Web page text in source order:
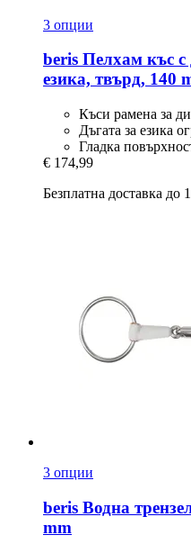
3 опции
beris Пелхам къс с
езика, твърд, 140
Къси рамена за
Дъгата за езика
Гладка
€ 174,99
Безплатна доставка до
3 опции
beris Водна
mm